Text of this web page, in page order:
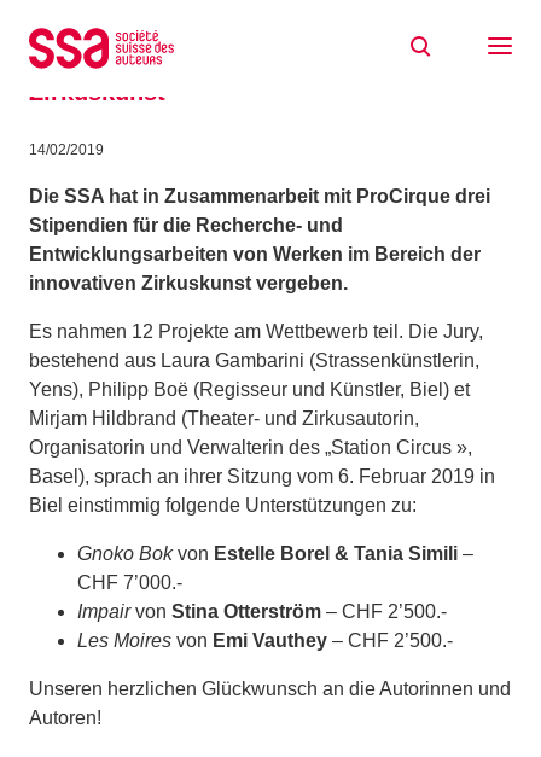
ProCirque 2019 für UrheberInnen von
Zirkuskunst
14/02/2019
Die SSA hat in Zusammenarbeit mit ProCirque drei
Stipendien für die Recherche- und
Entwicklungsarbeiten von Werken im Bereich der
innovativen Zirkuskunst vergeben.
Es nahmen 12 Projekte am Wettbewerb teil. Die Jury,
bestehend aus Laura Gambarini (Strassenkünstlerin,
Yens), Philipp Boë (Regisseur und Künstler, Biel) et
Mirjam Hildbrand (Theater- und Zirkusautorin,
Organisatorin und Verwalterin des „Station Circus »,
Basel), sprach an ihrer Sitzung vom 6. Februar 2019 in
Biel einstimmig folgende Unterstützungen zu:
Gnoko Bokvon Estelle Borel & Tania Simili –
CHF 7’000.-
Impairvon Stina Otterström – CHF 2’500.-
Les Moires von Emi Vauthey – CHF 2’500.-
Unseren herzlichen Glückwunsch an die Autorinnen und
Autoren!